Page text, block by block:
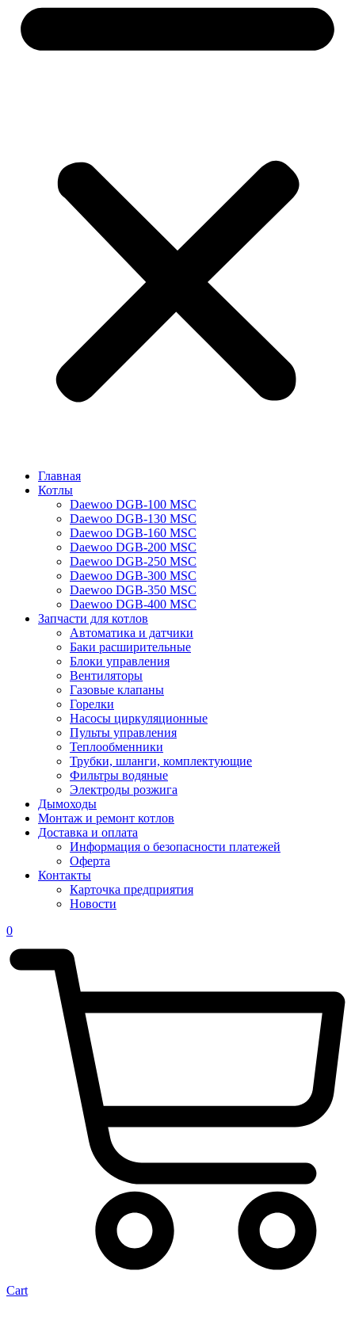
Главная
Котлы
Daewoo DGB-100 MSC
Daewoo DGB-130 MSC
Daewoo DGB-160 MSC
Daewoo DGB-200 MSC
Daewoo DGB-250 MSC
Daewoo DGB-300 MSC
Daewoo DGB-350 MSC
Daewoo DGB-400 MSC
Запчасти для котлов
Автоматика и датчики
Баки расширительные
Блоки управления
Вентиляторы
Газовые клапаны
Горелки
Насосы циркуляционные
Пульты управления
Теплообменники
Трубки, шланги, комплектующие
Фильтры водяные
Электроды розжига
Дымоходы
Монтаж и ремонт котлов
Доставка и оплата
Информация о безопасности платежей
Оферта
Контакты
Карточка предприятия
Новости
0
Cart